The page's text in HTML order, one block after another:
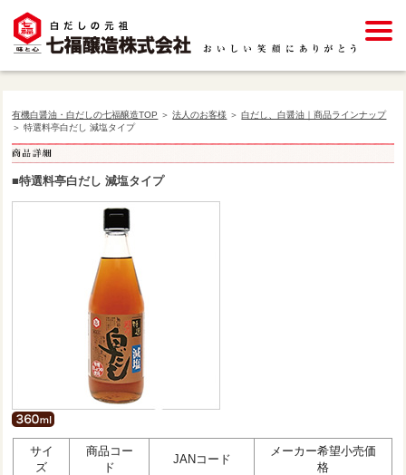
有機白醤油・白だしの七福醸造TOP ＞法人のお客様 ＞白だし、白醤油｜商品ラインナップ
＞ 特選料亭白だし 減塩タイプ
■特選料亭白だし 減塩タイプ
サイ
ズ
商品コー
ド
JANコード
メーカー希望小売価
格